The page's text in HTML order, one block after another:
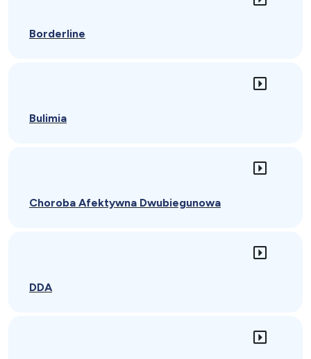
Borderline
Bulimia
Choroba Afektywna Dwubiegunowa
DDA